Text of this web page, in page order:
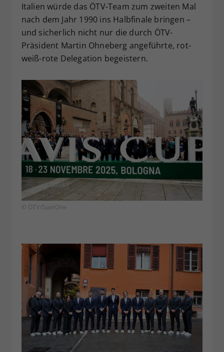
Italien würde das ÖTV-Team zum zweiten Mal
nach dem Jahr 1990 ins Halbfinale bringen –
und sicherlich nicht nur die durch ÖTV-
Präsident Martin Ohneberg angeführte, rot-
weiß-rote Delegation begeistern.
© ÖTV/SpotOne